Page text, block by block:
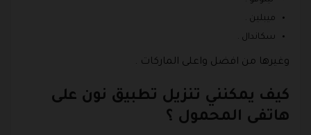
ميبلين .
سكاندال .
وغيرها من افضل واعلى الماركات .
كيف يمكنني تنزيل تطبيق نون على
هاتفى المحمول ؟